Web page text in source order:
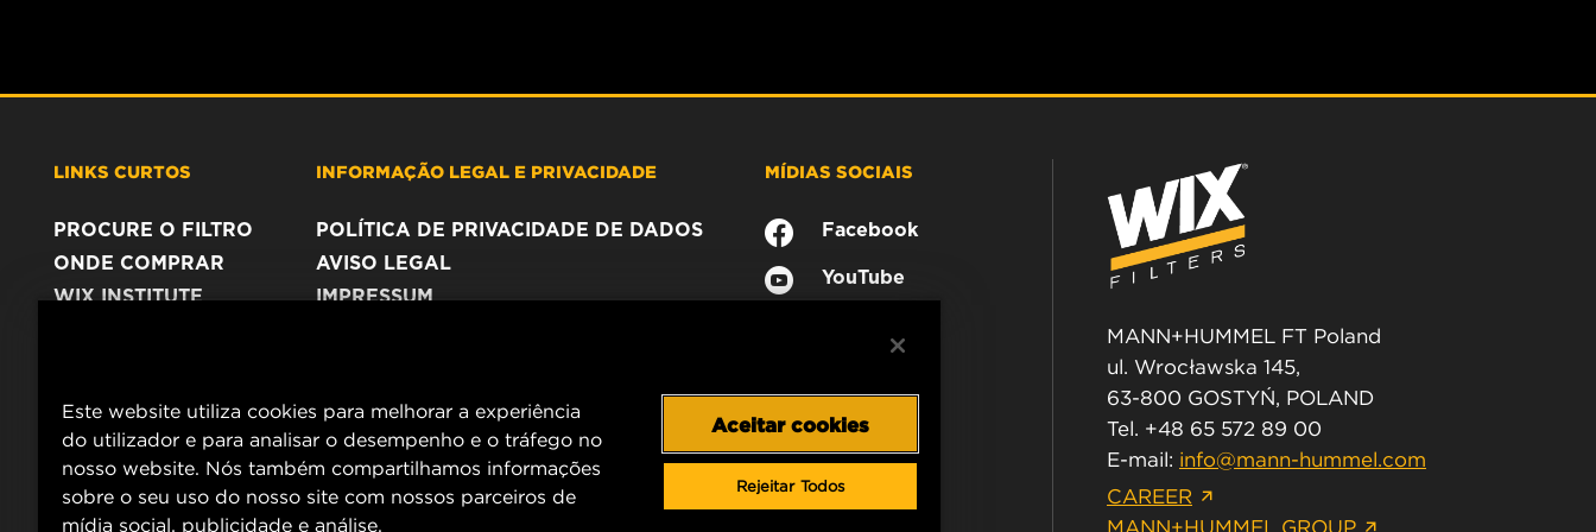
LINKS CURTOS
PROCURE O FILTRO
ONDE COMPRAR
WIX INSTITUTE
INFORMAÇÃO LEGAL E PRIVACIDADE
POLÍTICA DE PRIVACIDADE DE DADOS
AVISO LEGAL
IMPRESSUM
MÍDIAS SOCIAIS
Facebook
YouTube
MANN+HUMMEL FT Poland
ul. Wrocławska 145,
63-800 GOSTYŃ, POLAND
Tel. +48 65 572 89 00
E-mail: info@mann-hummel.com
CAREER
Este website utiliza cookies para melhorar a experiência
do utilizador e para analisar o desempenho e o tráfego no
nosso website. Nós também compartilhamos informações
sobre o seu uso do nosso site com nossos parceiros de
mídia social, publicidade e análise.
Aceitar cookies
Rejeitar Todos